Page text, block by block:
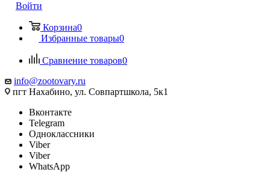
Войти
Корзина0
Избранные товары0
Сравнение товаров0
info@zootovary.ru
пгт Нахабино, ул. Совпартшкола, 5к1
Вконтакте
Telegram
Одноклассники
Viber
Viber
WhatsApp